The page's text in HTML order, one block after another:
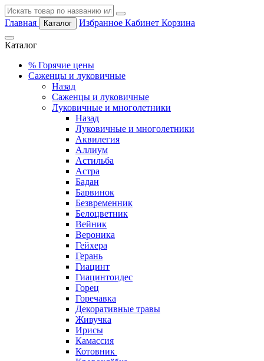
Главная Каталог Избранное Кабинет Корзина
Каталог
% Горячие цены
Саженцы и луковичные
Назад
Саженцы и луковичные
Луковичные и многолетники
Назад
Луковичные и многолетники
Аквилегия
Аллиум
Астильба
Астра
Бадан
Барвинок
Безвременник
Белоцветник
Вейник
Вероника
Гейхера
Герань
Гиацинт
Гиацинтоидес
Горец
Горечавка
Декоративные травы
Живучка
Ирисы
Камассия
Котовник